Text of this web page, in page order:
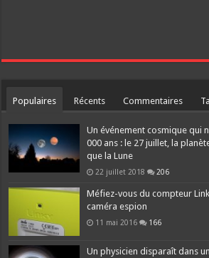
Populaires Récents Commentaires
Un événement cosmique qui
000 ans : le 27 juillet, la
que la Lune
22 juillet 2018 206
Méfiez-vous du compteur
caméra espion
11 mai 2016 166
Un physicien disparaît dans